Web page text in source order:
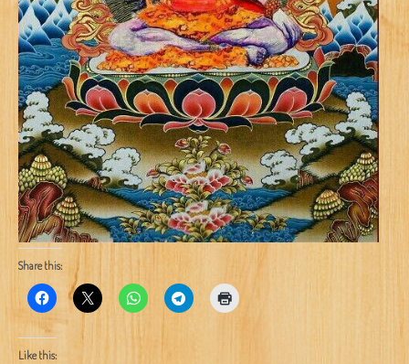
Share this:
Like this: